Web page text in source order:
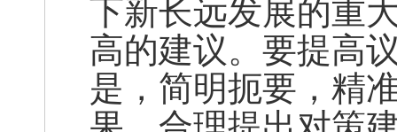
下新长远发展的重
高的建议。要提高
是，简明扼要，精